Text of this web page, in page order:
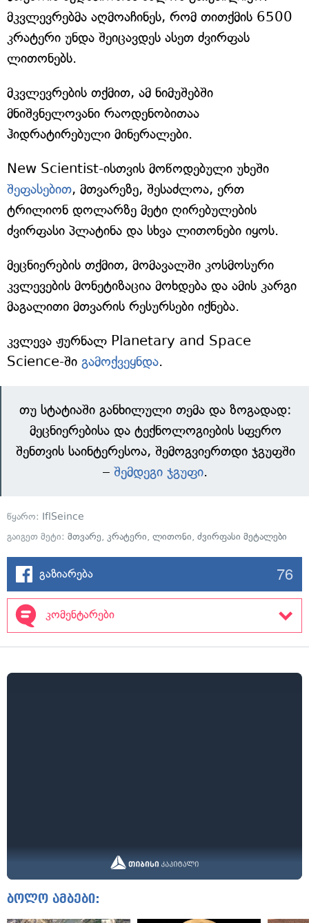
მკვლევრებმა აღმოაჩინეს, რომ თითქმის 6500
კრატერი უნდა შეიცავდეს ასეთ ძვირფას
ლითონებს.
მკვლევრების თქმით, ამ ნიმუშებში
მნიშვნელოვანი რაოდენობითაა
ჰიდრატირებული მინერალები.
New Scientist-ისთვის მოწოდებული უხეში
შეფასებით, მთვარეზე, შესაძლოა, ერთ
ტრილიონ დოლარზე მეტი ღირებულების
ძვირფასი პლატინა და სხვა ლითონები იყოს.
მეცნიერების თქმით, მომავალში კოსმოსური
კვლევების მონეტიზაცია მოხდება და ამის კარგი
მაგალითი მთვარის რესურსები იქნება.
კვლევა ჟურნალ Planetary and Space
Science-ში გამოქვეყნდა.
თუ სტატიაში განხილული თემა და ზოგადად:
მეცნიერებისა და ტექნოლოგიების სფერო
შენთვის საინტერესოა, შემოგვიერთდი ჯგუფში
– შემდეგი ჯგუფი.
წყარო: IflSeince
გაიგეთ მეტი: მთვარე, კრატერი, ლითონი, ძვირფასი მეტალები
გაზიარება 76
კომენტარები
ბოლო ამბები: